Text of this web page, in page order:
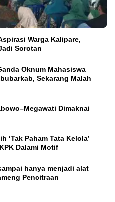
Warga Kalipare,
Sorotan
Oknum Mahasiswa
Sekarang Malah
Dimaknai
‘Tak Paham Tata Kelola’
Dalami Motif
hanya menjadi alat
Pencitraan